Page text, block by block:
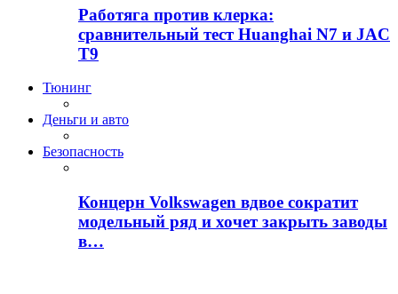
Работяга против клерка:
сравнительный тест Huanghai N7 и JAC
T9
Тюнинг
Деньги и авто
Безопасность
Концерн Volkswagen вдвое сократит
модельный ряд и хочет закрыть заводы
в…